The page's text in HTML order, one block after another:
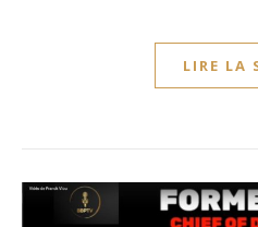
LIRE LA